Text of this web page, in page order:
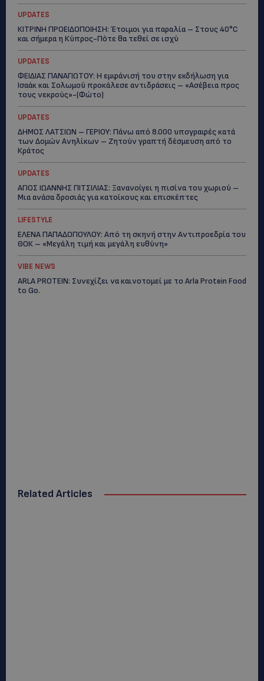
UPDATES
ΚΙΤΡΙΝΗ ΠΡΟΕΙΔΟΠΟΙΗΣΗ: Έτοιμοι για παραλία – Στους 40°C
και σήμερα η Κύπρος-Πότε θα τεθεί σε ισχύ
UPDATES
ΦΕΙΔΙΑΣ ΠΑΝΑΓΙΩΤΟΥ: Η εμφάνισή του στην εκδήλωση για
Ισαάκ και Σολωμού προκάλεσε αντιδράσεις – «Ασέβεια προς
τους νεκρούς»-(Φώτο)
UPDATES
ΔΗΜΟΣ ΛΑΤΣΙΩΝ – ΓΕΡΙΟΥ: Πάνω από 8.000 υπογραφές κατά
των Δομών Ανηλίκων – Ζητούν γραπτή δέσμευση από το
Κράτος
UPDATES
ΑΓΙΟΣ ΙΩΑΝΝΗΣ ΠΙΤΣΙΛΙΑΣ: Ξανανοίγει η πισίνα του χωριού –
Μια ανάσα δροσιάς για κατοίκους και επισκέπτες
LIFESTYLE
ΕΛΕΝΑ ΠΑΠΑΔΟΠΟΥΛΟΥ: Από τη σκηνή στην Αντιπροεδρία του
ΘΟΚ – «Μεγάλη τιμή και μεγάλη ευθύνη»
VIBE NEWS
ARLA PROTEIN: Συνεχίζει να καινοτομεί με το Arla Protein Food
to Go.
Related Articles